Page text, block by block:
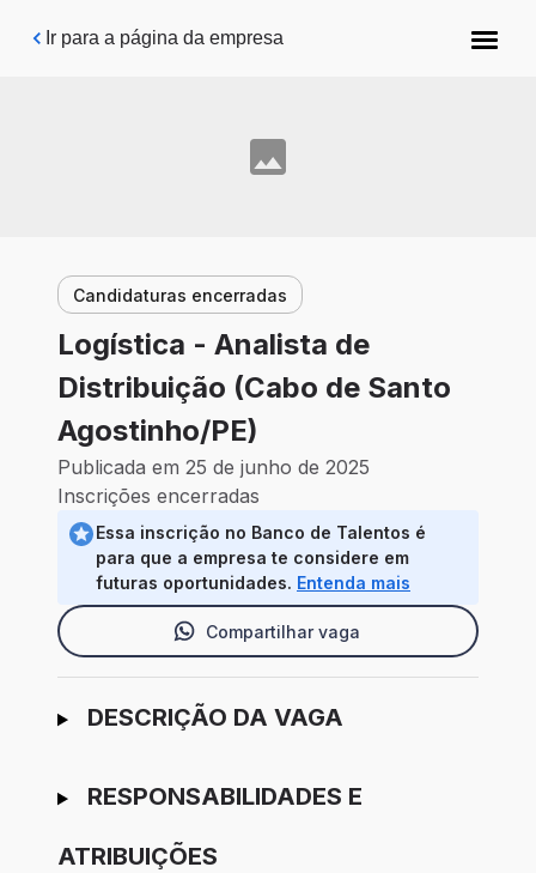
Pular para o conteúdo principal
Ir para a página da empresa
Candidaturas encerradas
Logística - Analista de
Distribuição (Cabo de Santo
Agostinho/PE)
Publicada em 25 de junho de 2025
Inscrições encerradas
Essa inscrição no Banco de Talentos é
para que a empresa te considere em
futuras oportunidades. Entenda mais
Compartilhar vaga
Ir para candidatura
DESCRIÇÃO DA VAGA
RESPONSABILIDADES E
ATRIBUIÇÕES